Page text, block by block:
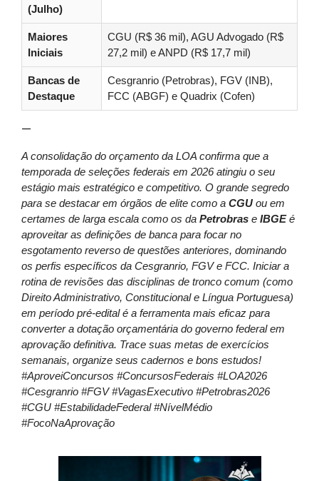
(Julho)
Maiores
Iniciais
CGU (R$ 36 mil), AGU Advogado (R$
27,2 mil) e ANPD (R$ 17,7 mil)
Bancas de
Destaque
Cesgranrio (Petrobras), FGV (INB),
FCC (ABGF) e Quadrix (Cofen)
—
A consolidação do orçamento da LOA confirma que a
temporada de seleções federais em 2026 atingiu o seu
estágio mais estratégico e competitivo. O grande segredo
para se destacar em órgãos de elite como a CGU ou em
certames de larga escala como os da Petrobras e IBGEé
aproveitar as definições de banca para focar no
esgotamento reverso de questões anteriores, dominando
os perfis específicos da Cesgranrio, FGV e FCC. Iniciar a
rotina de revisões das disciplinas de tronco comum (como
Direito Administrativo, Constitucional e Língua Portuguesa)
em período pré-edital é a ferramenta mais eficaz para
converter a dotação orçamentária do governo federal em
aprovação definitiva. Trace suas metas de exercícios
semanais, organize seus cadernos e bons estudos!
#AproveiConcursos #ConcursosFederais #LOA2026
#Cesgranrio #FGV #VagasExecutivo #Petrobras2026
#CGU #EstabilidadeFederal #NívelMédio
#FocoNaAprovação